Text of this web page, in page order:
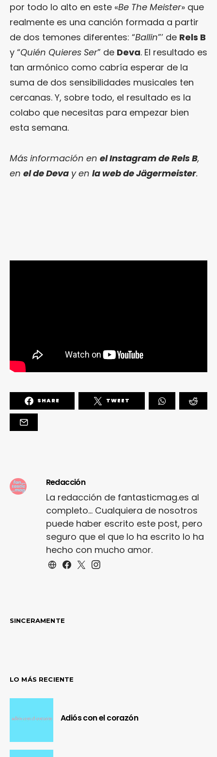
por todo lo alto en este «Be The Meister» que
realmente es una canción formada a partir
de dos temones diferentes: “Ballin”’ de Rels B
y “Quién Quieres Ser” de Deva. El resultado es
tan armónico como cabría esperar de la
suma de dos sensibilidades musicales ten
cercanas. Y, sobre todo, el resultado es la
colabo que necesitas para empezar bien
esta semana.
Más información en el Instagram de Rels B,
en el de Deva y en la web de Jägermeister.
SHARE TWEET
Redacción
La redacción de fantasticmag.es al
completo... Cualquiera de nosotros
puede haber escrito este post, pero
seguro que el que lo ha escrito lo ha
hecho con mucho amor.
SINCERAMENTE
LO MÁS RECIENTE
Adiós con el corazón